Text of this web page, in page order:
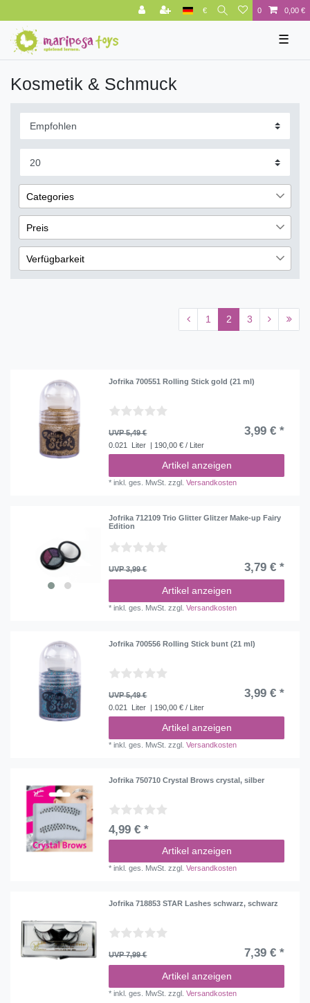
€ 0 0,00 €
☰
Kosmetik & Schmuck
Categories
Marken
65
Jofrika 65
Preis
€ ― €
Verfügbarkeit
1 2 3
Jofrika 700551 Rolling Stick gold (21 ml)
UVP 5,49 € 3,99 € *
0.021 Liter | 190,00 € / Liter
Artikel anzeigen
*inkl. ges. MwSt. zzgl.Versandkosten
Jofrika 712109 Trio Glitter Glitzer Make-up Fairy
Edition
UVP 3,99 € 3,79 € *
Artikel anzeigen
*inkl. ges. MwSt. zzgl.Versandkosten
Jofrika 700556 Rolling Stick bunt (21 ml)
UVP 5,49 € 3,99 € *
0.021 Liter | 190,00 € / Liter
Artikel anzeigen
*inkl. ges. MwSt. zzgl.Versandkosten
Jofrika 750710 Crystal Brows crystal, silber
4,99 € *
Artikel anzeigen
*inkl. ges. MwSt. zzgl.Versandkosten
Jofrika 718853 STAR Lashes schwarz, schwarz
UVP 7,99 € 7,39 € *
Artikel anzeigen
*inkl. ges. MwSt. zzgl.Versandkosten